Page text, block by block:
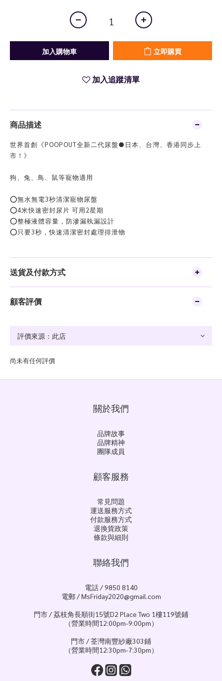
加入購物車 立即購買
加入追蹤清單
商品描述
世界首創《POOPOUT全新二代尿盤●日本、台灣、香港同步上
市！》
狗、兔、鳥、鼠等寵物適用
⭕️無水無電3秒清潔寵物尿盤
⭕️4米快速密封尿片 可用2星期
⭕️整極液體容量，防滲漏執漏設計
⭕️只要3秒，快速清潔密封處理排泄物
送貨及付款方式
顧客評價
尚未有任何評價
關於我們
品牌故事
品牌精神
團隊成員
顧客服務
常見問題
運送服務方式
付款服務方式
退換貨政策
條款與細則
聯絡我們
電話 / 9850 8140
電郵 / MsFriday2020@gmail.com
門市 / 荔枝角長順街15號D2 Place Two 1樓119號鋪
（營業時間12:00pm-9:00pm）
門市 / 荃灣南豐紗廠303鋪
（營業時間12:30pm-7:30pm）